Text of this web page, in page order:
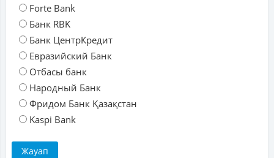
Forte Bank
Банк RBK
Банк ЦентрКредит
Евразийский Банк
Отбасы банк
Народный Банк
Фридом Банк Қазақстан
Kaspi Bank